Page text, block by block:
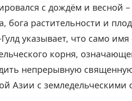
с дождём и весной
бога растительности и
указывает, что само
корня,
непрерывную
Азии с